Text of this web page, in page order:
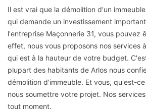
Il est vrai que la démolition d'un
qui demande un investissement
l'entreprise Maçonnerie 31, vous pouvez
effet, nous vous proposons nos services
qui est à la hauteur de votre budget.
plupart des habitants de Arlos nous
démolition d'immeuble. Et vous, qu'est-
nous soumettre votre projet. Nos
tout moment.